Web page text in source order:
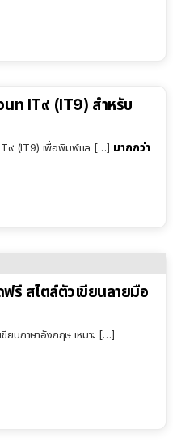
IT๙ (IT9) สำหรับ
๙ (IT9) เพื่อพิมพ์แล […] มากกว่า
รี สไตล์ตัวเขียนลายมือ
ยนภาษาอังกฤษ เหมาะ […]